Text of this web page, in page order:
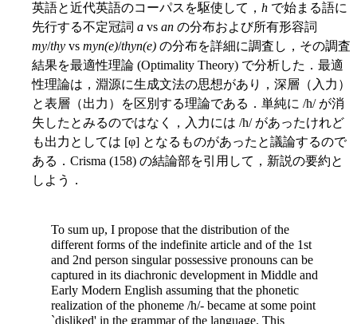
英語と近代英語のコーパスを駆使して， h で始まる語に
先行する不定冠詞 a vs an の分布および所有形容詞
my/thy vs myn(e)/thyn(e) の分布を詳細に調査し，その調査
結果を最適性理論 (Optimality Theory) で分析した．最適
性理論は，淵源に生成文法の思想があり，深層（入力）
と表層（出力）を区別する理論である．単純に /h/ が消
失したとみるのではなく，入力には /h/ があったけれど
も出力としては [φ] となるものがあったと議論するので
ある．Crisma (158) の結論部を引用して，新説の要約と
しよう．
To sum up, I propose that the distribution of the
different forms of the indefinite article and of the 1st
and 2nd person singular possessive pronouns can be
captured in its diachronic development in Middle and
Early Modern English assuming that the phonetic
realization of the phoneme /h/- became at some point
`disliked' in the grammar of the language. This